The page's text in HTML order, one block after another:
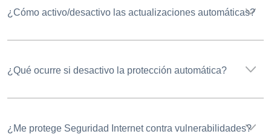
¿Cómo activo/desactivo las actualizaciones automáticas?
¿Qué ocurre si desactivo la protección automática?
¿Me protege Seguridad Internet contra vulnerabilidades?